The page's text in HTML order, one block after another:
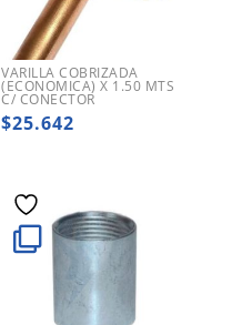
VARILLA COBRIZADA
(ECONOMICA) X 1.50 MTS
C/ CONECTOR
$25.642